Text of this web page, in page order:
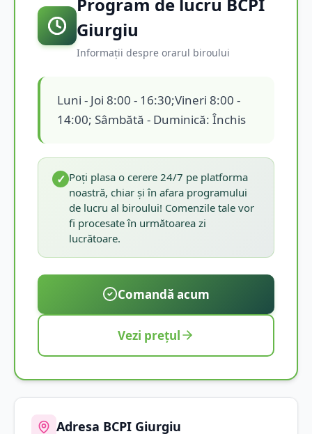
Giurgiu
Informații despre orarul biroului
Luni - Joi 8:00 - 16:30;Vineri 8:00 -
14:00; Sâmbătă - Duminică: Închis
✓ Poți plasa o cerere 24/7 pe platforma
noastră, chiar și în afara programului
de lucru al biroului! Comenzile tale vor
fi procesate în următoarea zi
lucrătoare.
Comandă acum
Vezi prețul
Adresa BCPI Giurgiu